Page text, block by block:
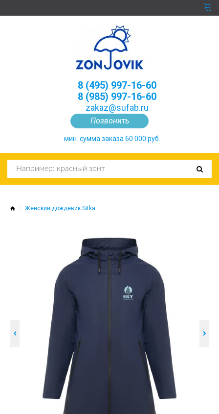
Позвонить
8 (495) 997-16-60
8 (985) 997-16-60
zakaz@sufab.ru
мин. сумма заказа 60 000 руб.
Женский дождевик Sitka